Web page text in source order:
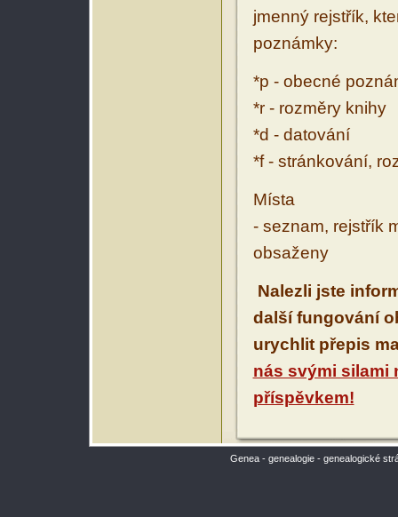
jmenný rejstřík,
poznámky:
*p - obecné
*r - rozměry knihy
*d - datování
*f - stránkování,
Místa
- seznam, rejstřík
obsaženy
Nalezli jste
další fungování
urychlit přepis
nás svými silami
příspěvkem!
Genea - genealogie - genealogické